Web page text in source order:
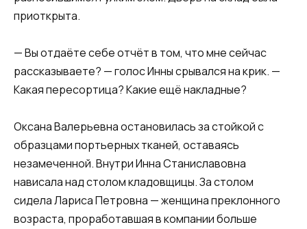
приоткрыта.
— Вы отдаёте себе отчёт в том, что мне сейчас
рассказываете? — голос Инны срывался на крик. —
Какая пересортица? Какие ещё накладные?
Оксана Валерьевна остановилась за стойкой с
образцами портьерных тканей, оставаясь
незамеченной. Внутри Инна Станиславовна
нависала над столом кладовщицы. За столом
сидела Лариса Петровна — женщина преклонного
возраста, проработавшая в компании больше